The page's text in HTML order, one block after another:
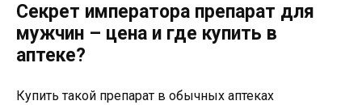
Секрет императора препарат для
мужчин – цена и где купить в
аптеке?
Купить такой препарат в обычных аптеках